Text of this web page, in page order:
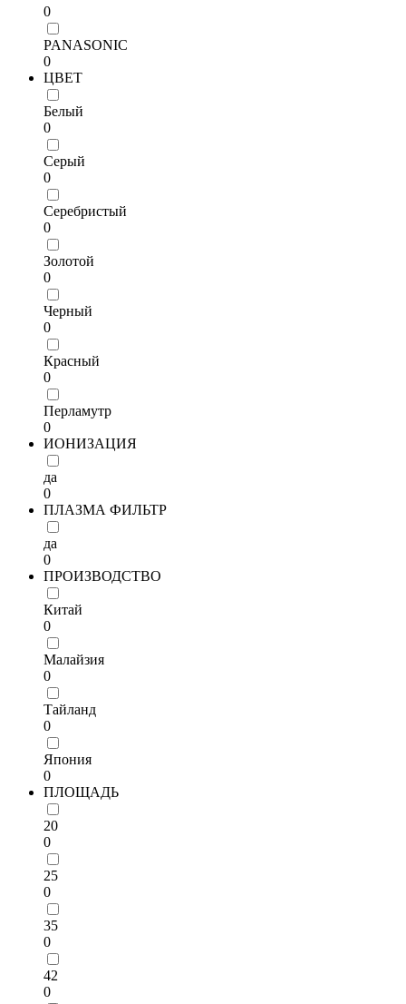
0
PANASONIC
0
ЦВЕТ
Белый
0
Серый
0
Серебристый
0
Золотой
0
Черный
0
Красный
0
Перламутр
0
ИОНИЗАЦИЯ
да
0
ПЛАЗМА ФИЛЬТР
да
0
ПРОИЗВОДСТВО
Китай
0
Малайзия
0
Тайланд
0
Япония
0
ПЛОЩАДЬ
20
0
25
0
35
0
42
0